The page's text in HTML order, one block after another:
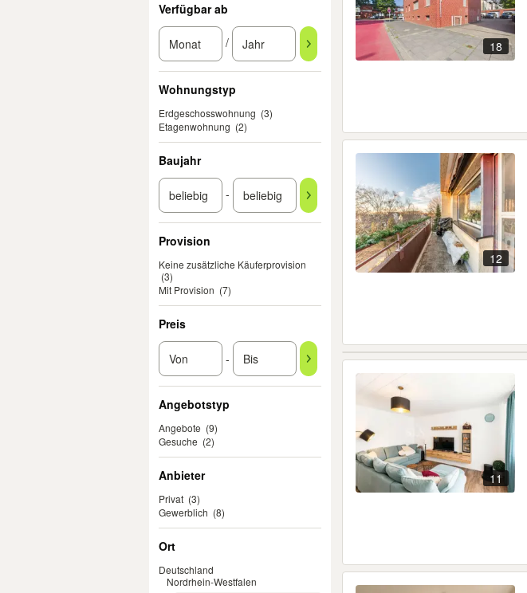
Verfügbar ab
/
Wohnungstyp
Erdgeschosswohnung (3)
Etagenwohnung (2)
Baujahr
-
Provision
Keine zusätzliche Käuferprovision
(3)
Mit Provision (7)
Preis
-
Angebotstyp
Angebote (9)
Gesuche (2)
Anbieter
Privat (3)
Gewerblich (8)
Ort
Deutschland
Nordrhein-Westfalen
18
12
11